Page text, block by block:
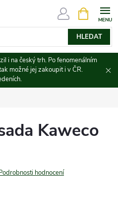
HLEDAT
NÁKUPNÍ
KOŠÍK
i na český trh. Po fenomenálním
možné jej zakoupit i v ČR.
Kaweco
hodnocení